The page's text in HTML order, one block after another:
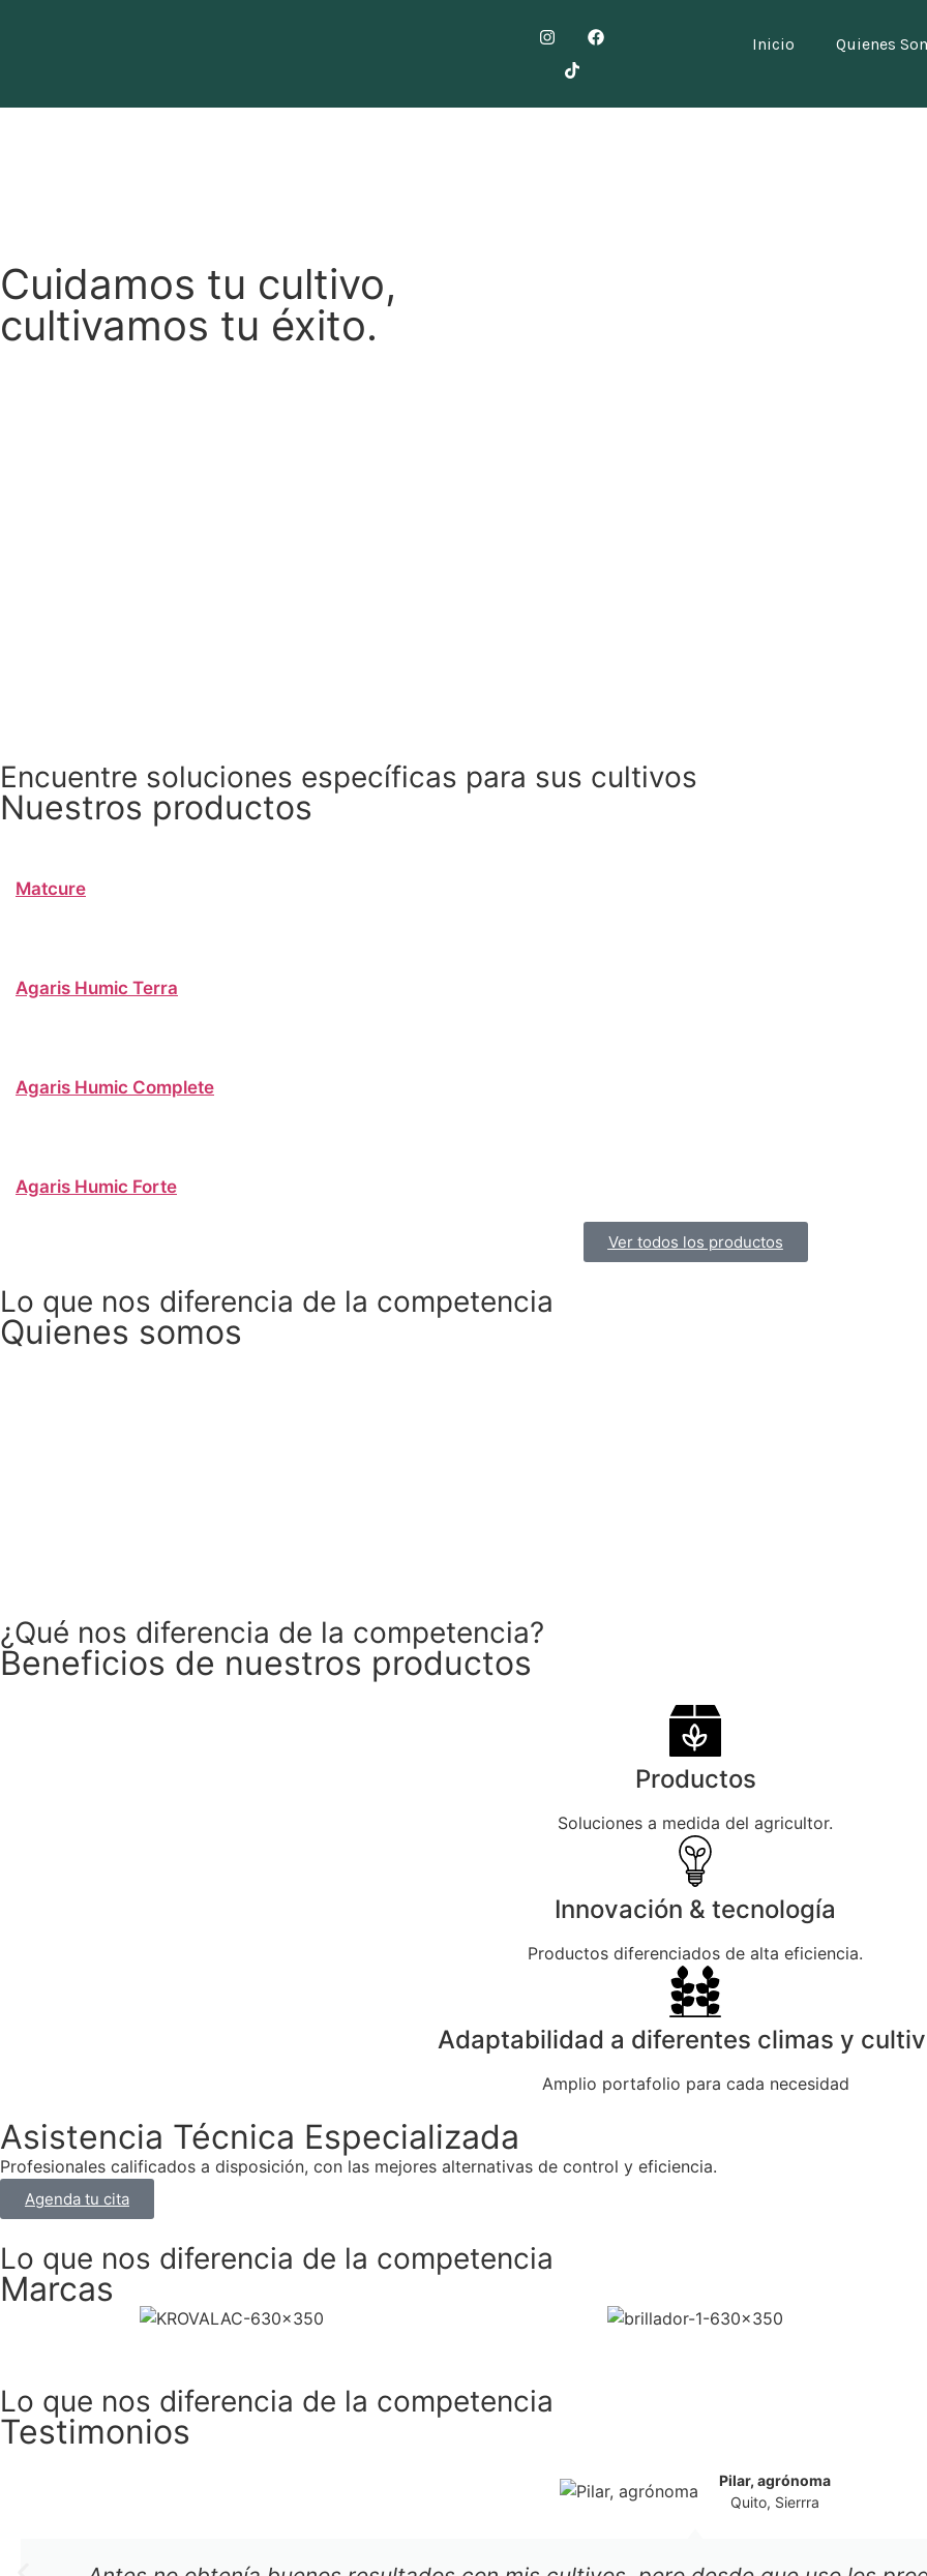
Inicio Quienes
Cuidamos tu cultivo,
cultivamos tu éxito.
Encuentre soluciones específicas para sus cultivos
Nuestros productos
Matcure
Agaris Humic Terra
Agaris Humic Complete
Agaris Humic Forte
Ver todos los productos
Lo que nos diferencia de la competencia
Quienes somos
¿Qué nos diferencia de la competencia?
Beneficios de nuestros productos
Productos
Soluciones a medida del agricultor.
Innovación & tecnología
Productos diferenciados de alta eficiencia.
Adaptabilidad a diferentes climas y
Amplio portafolio para cada necesidad
Asistencia Técnica Especializada
Profesionales calificados a disposición, con las mejores alternativas de control y eficiencia.
Agenda tu cita
Lo que nos diferencia de la competencia
Marcas
Lo que nos diferencia de la competencia
Testimonios
Pilar, agrónoma
Quito, Sierrra